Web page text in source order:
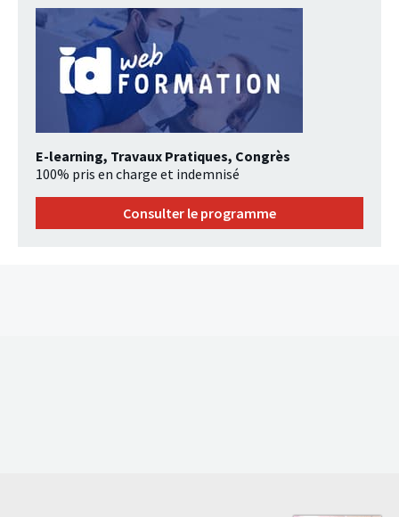
E-learning, Travaux Pratiques, Congrès
100% pris en charge et indemnisé
Consulter le programme